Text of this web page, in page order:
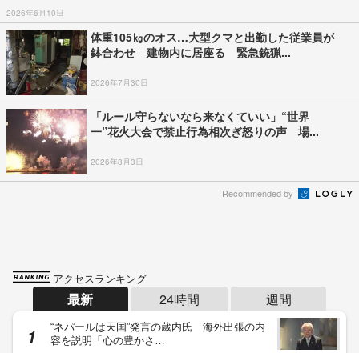
2026年6月10日
体重105㎏のオス…大型クマと出勤した従業員が
鉢合わせ 建物内に居座る 緊急銃猟...
2026年7月30日
「ルール守らないなら来なくていい」“世界
一”花火大会で禁止行為相次ぎ怒りの声 場...
2026年8月3日
Recommended by
アクセスランキング
最新 24時間 週間
“ネパールは天国”発言の蔵内氏 海外出張の内
容を説明「心の豊かさ…